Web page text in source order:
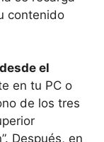
contenido
el
en tu PC o
de los tres
Después, en